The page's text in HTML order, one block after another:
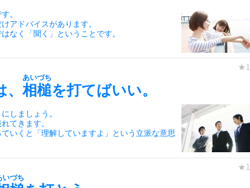
。
アドバイスがあります。
なく「聞く」ということです。
相槌
あいづち
を打てばいい。
しましょう。
てきます。
いくと「理解していますよ」という立派な意思
いづち